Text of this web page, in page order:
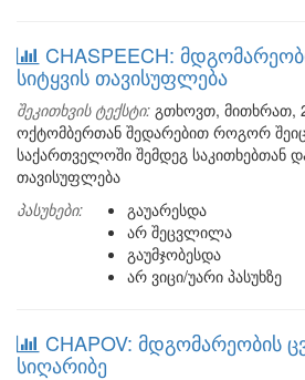
CHASPEECH:
სიტყვის თავისუფლება
შეკითხვის ტექსტი: გთხოვთ, მითხრათ,
ოქტომბერთან შედარებით როგორ
საქართველოში შემდეგ საკითხებთან
თავისუფლება
პასუხები:
გაუარესდა
არ შეცვლილა
გაუმჯობესდა
არ ვიცი/უარი პასუხზე
CHAPOV: მდგომარეობის
სიღარიბე